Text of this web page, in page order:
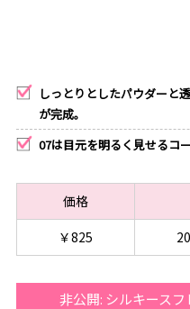
しっとりとしたパウダーと
が完成。
07は目元を明るく見せるコ
価格
￥825
非公開: シルキース